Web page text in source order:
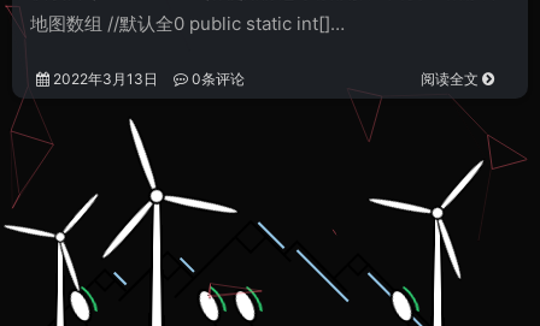
地图数组 //默认全0 public static int[]…
2022年3月13日 0条评论 阅读全文